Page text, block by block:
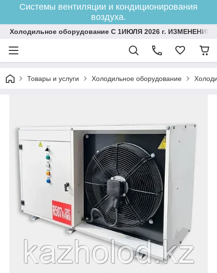
Системы вентиляции и кондиционирования
воздуха.
Холодильное оборудование С 1ИЮЛЯ 2026 г.
Товары и услуги Холодильное оборудование